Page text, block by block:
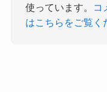
使っています。
コ
はこちらをご覧く